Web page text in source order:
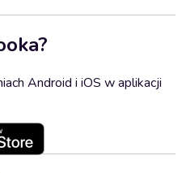
Android i iOS w aplikacji